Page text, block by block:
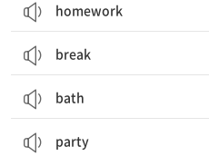
homework
break
bath
party